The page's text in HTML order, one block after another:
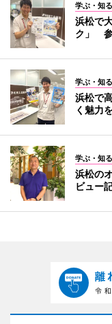
学ぶ・知る
浜松で
ク」
学ぶ・知る
浜松で
く魅力
学ぶ・知る
浜松の
ビュー